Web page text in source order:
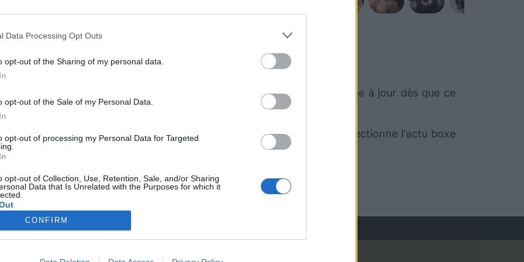
Data Processing Opt Outs
opt-out of the Sharing of my personal data.
opt-out of the Sale of my Personal Data.
opt-out of processing my Personal Data for Targeted
opt-out of Collection, Use, Retention, Sale, and/or Sharing
Data that Is Unrelated with the Purposes for which it
allow Google to enable storage related to advertising like cookies on
CONFIRM
combats diffusés à la télévision en France de
annoncées à la télévision pour le moment. Nous mettrons cette page à jour dès que ce
pas à vous rendre chez notre partenaire RezoSport.com qui sélectionne l'actu boxe
les classements, calendriers et résultats.